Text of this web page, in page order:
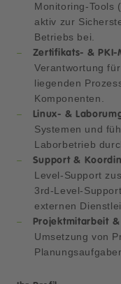
Monitoring-Tools
aktiv zur
Betriebs bei.
Zertifikats- & PKI-
Verantwortung
liegenden
Komponenten.
Linux- &
Systemen und
Laborbetrieb
Support &
Level-Support
3rd-Level-
externen
Projektmitarbeit
Umsetzung von